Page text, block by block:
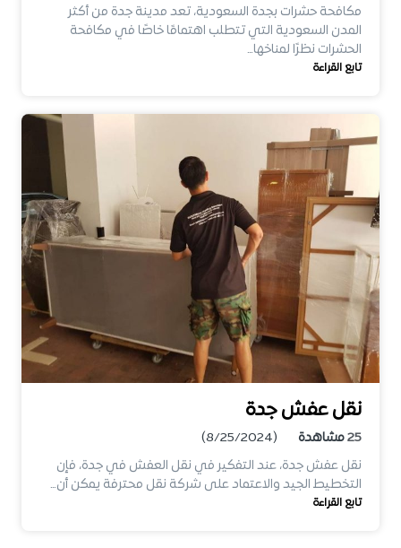
مكافحة حشرات بجدة السعودية، تعد مدينة جدة من أكثر
المدن السعودية التي تتطلب اهتمامًا خاصًا في مكافحة
الحشرات نظرًا لمناخها…
تابع القراءة
نقل عفش جدة
25مشاهدة
(8/25/2024)
نقل عفش جدة، عند التفكير في نقل العفش في جدة، فإن
التخطيط الجيد والاعتماد على شركة نقل محترفة يمكن أن…
تابع القراءة